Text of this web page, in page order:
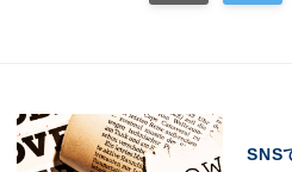
SNS